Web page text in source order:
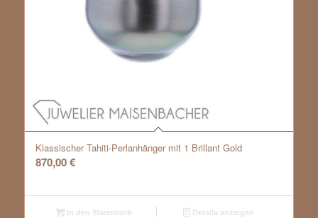
Klassischer Tahiti-Perlanhänger mit 1 Brillant Gold
870,00€
In den Warenkorb Details anzeigen